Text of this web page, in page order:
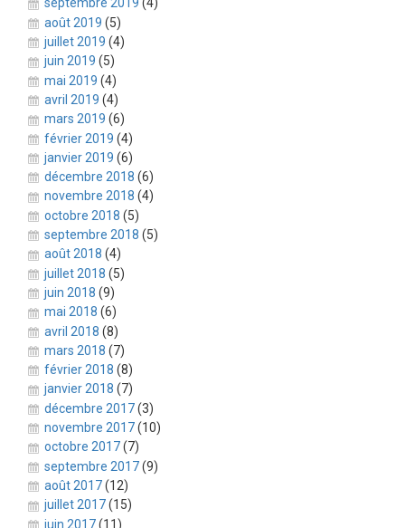
septembre 2019 (4)
août 2019 (5)
juillet 2019 (4)
juin 2019 (5)
mai 2019 (4)
avril 2019 (4)
mars 2019 (6)
février 2019 (4)
janvier 2019 (6)
décembre 2018 (6)
novembre 2018 (4)
octobre 2018 (5)
septembre 2018 (5)
août 2018 (4)
juillet 2018 (5)
juin 2018 (9)
mai 2018 (6)
avril 2018 (8)
mars 2018 (7)
février 2018 (8)
janvier 2018 (7)
décembre 2017(3)
novembre 2017(10)
octobre 2017(7)
septembre 2017(9)
août 2017(12)
juillet 2017(15)
juin 2017(11)